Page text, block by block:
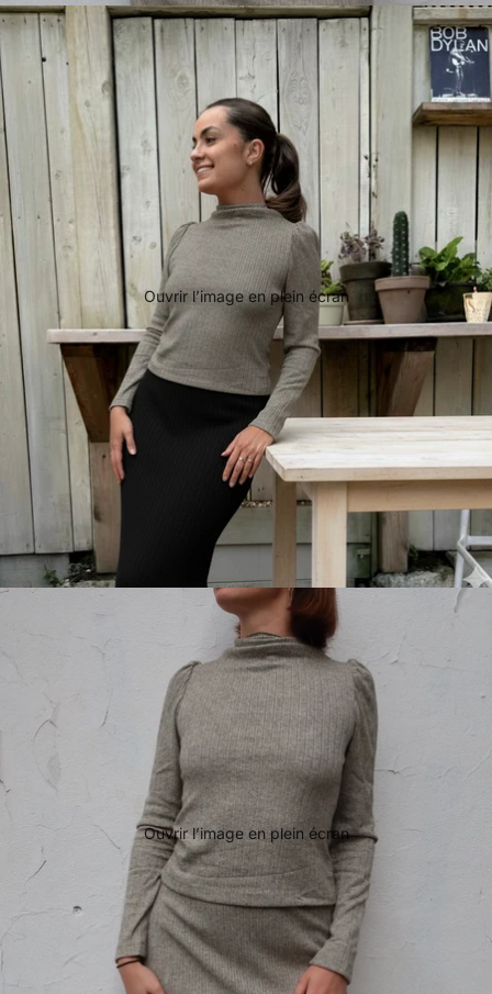
Ouvrir l’image en plein écran
Ouvrir l’image en plein écran